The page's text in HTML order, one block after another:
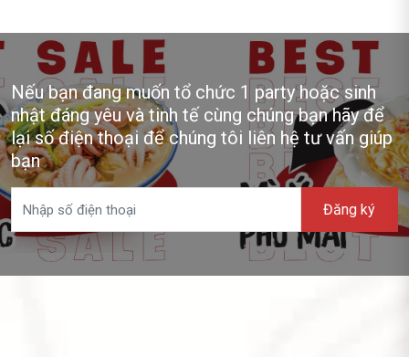
Nếu bạn đang muốn tổ chức 1 party hoặc sinh
nhật đáng yêu và tinh tế cùng chúng bạn hãy để
lại số điện thoại để chúng tôi liên hệ tư vấn giúp
bạn
Đăng ký